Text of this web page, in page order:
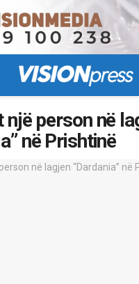
një person në
në Prishtinë